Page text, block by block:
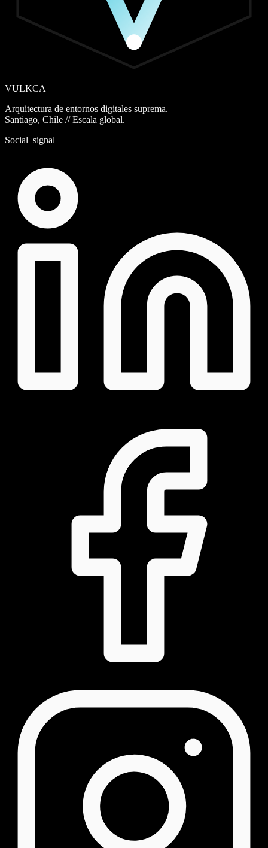
VULKCA
Arquitectura de entornos digitales suprema.
Santiago, Chile // Escala global.
Social_signal